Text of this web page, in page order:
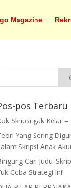
Magazine
pos Terbaru
Skripsi gak Kelar –
Yang Sering
Skripsi Anak
Cari Judul
Coba Strategi Ini!